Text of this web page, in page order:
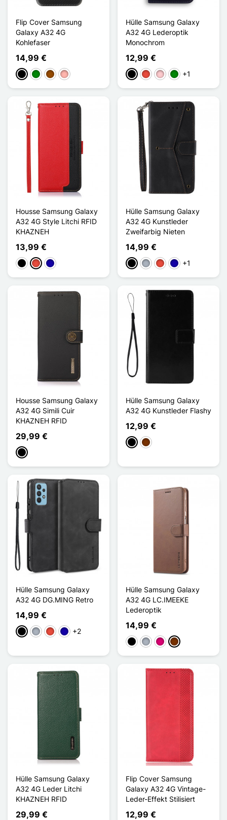
Flip Cover Samsung
Galaxy A32 4G
Kohlefaser
14,99 €
Schwarz
GrünBraunRoségold
Hülle Samsung Galaxy
A32 4G Lederoptik
Monochrom
12,99 €
Schwarz
Rot PinkGrün+1
Housse Samsung Galaxy
A32 4G Style Litchi RFID
KHAZNEH
13,99 €
Schwarz
Rot Dunkelblau
Hülle Samsung Galaxy
A32 4G Kunstleder
Zweifarbig Nieten
14,99 €
Schwarz
GrauRot Dunkelblau
+1
Housse Samsung Galaxy
A32 4G Simili Cuir
KHAZNEH RFID
29,99 €
Schwarz
Hülle Samsung Galaxy
A32 4G Kunstleder Flashy
12,99 €
Schwarz
Kaffee
Hülle Samsung Galaxy
A32 4G DG.MING Retro
14,99 €
Schwarz
GrauRot Dunkelblau
+2
Hülle Samsung Galaxy
A32 4G LC.IMEEKE
Lederoptik
14,99 €
Schwarz
GrauMagenta
Kaffee
Hülle Samsung Galaxy
A32 4G Leder Litchi
KHAZNEH RFID
29,99 €
Flip Cover Samsung
Galaxy A32 4G Vintage-
Leder-Effekt Stilisiert
12,99 €